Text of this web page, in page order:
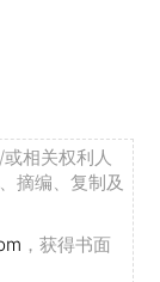
相关权利人
摘编、复制及
，获得书面